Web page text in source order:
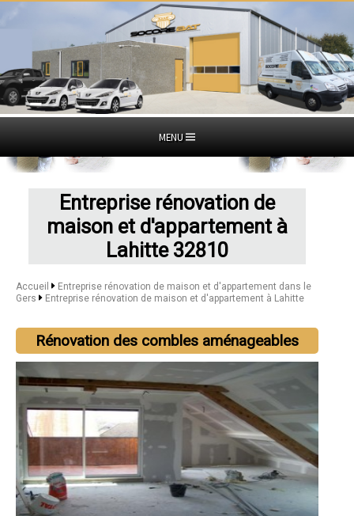
MENU
Entreprise rénovation de
maison et d'appartement à
Lahitte 32810
Accueil
Entreprise rénovation de maison et d'appartement dans le
Gers
Entreprise rénovation de maison et d'appartement à Lahitte
Rénovation des combles aménageables